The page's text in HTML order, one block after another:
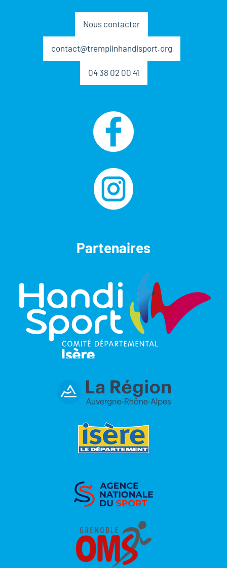
Nous contacter
contact@tremplinhandisport.org
04 38 02 00 41
Partenaires